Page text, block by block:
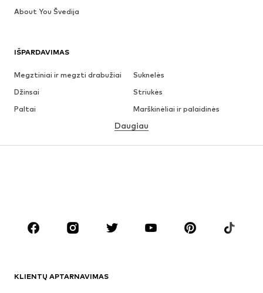
IŠPARDAVIMAS
Megztiniai ir megzti drabužiai
Suknelės
Džinsai
Striukės
Paltai
Marškinėliai ir palaidinės
Apatiniai
Aksesuarai
Premium
Naujienos
Daugiau
KLIENTŲ APTARNAVIMAS
About You Švedija